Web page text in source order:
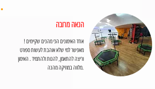
הנאה מרובה
אחד האימונים הכי מהנים שקיימים !
מאפשר למי שלא אוהבת לעשות ספורט
וריצה להתאמן, להנות ולהתמיד . האימון
מלווה במוזיקה מהנה.